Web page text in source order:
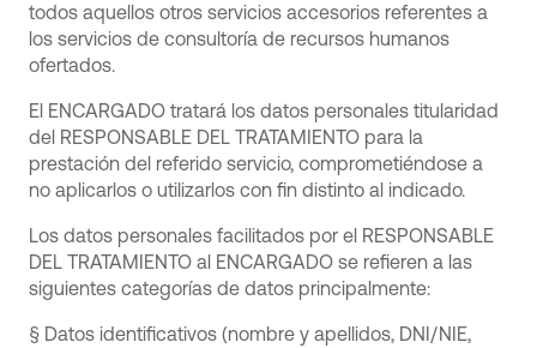
todos aquellos otros servicios accesorios referentes a
los servicios de consultoría de recursos humanos
ofertados.
El ENCARGADO tratará los datos personales titularidad
del RESPONSABLE DEL TRATAMIENTO para la
prestación del referido servicio, comprometiéndose a
no aplicarlos o utilizarlos con fin distinto al indicado.
Los datos personales facilitados por el RESPONSABLE
DEL TRATAMIENTO al ENCARGADO se refieren a las
siguientes categorías de datos principalmente:
§ Datos identificativos (nombre y apellidos, DNI/NIE,